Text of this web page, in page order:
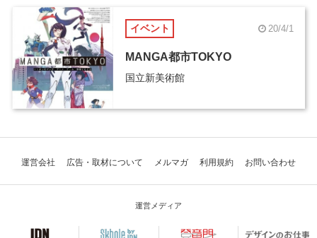
COLUMN
コラム イベント 20/4/1
MANGA都市TOKYO
国立新美術館
運営会社 広告・取材について メルマガ 利用規約 お問い合わせ
運営メディア